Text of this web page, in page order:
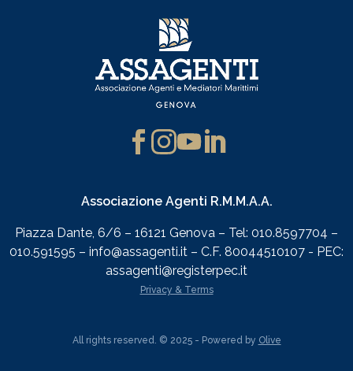
Associazione Agenti R.M.M.A.A.
Piazza Dante, 6/6 – 16121 Genova – Tel: 010.8597704 –
010.591595 – info@assagenti.it – C.F. 80044510107 - PEC:
assagenti@registerpec.it
Privacy & Terms
All rights reserved. © 2025 - Powered by Olive